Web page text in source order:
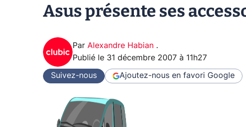
Asus présente ses
Par Alexandre Habian .
Publié le 31 décembre 2007 à 11h27
Suivez-nous Ajoutez-nous en favori Google